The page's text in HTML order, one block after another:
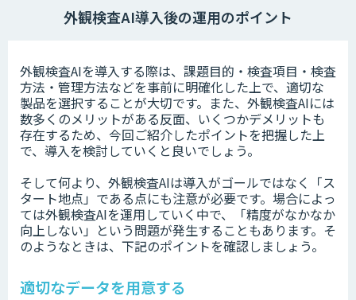
外観検査AI導入後の運用のポイント
外観検査AIを導入する際は、課題目的・検査項目・検査
方法・管理方法などを事前に明確化した上で、適切な
製品を選択することが大切です。また、外観検査AIには
数多くのメリットがある反面、いくつかデメリットも
存在するため、今回ご紹介したポイントを把握した上
で、導入を検討していくと良いでしょう。
そして何より、外観検査AIは導入がゴールではなく「ス
タート地点」である点にも注意が必要です。場合によっ
ては外観検査AIを運用していく中で、「精度がなかなか
向上しない」という問題が発生することもあります。そ
のようなときは、下記のポイントを確認しましょう。
適切なデータを用意する